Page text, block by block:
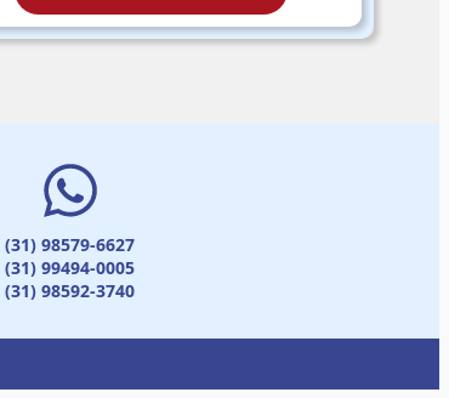
(31) 98579-6627
(31) 99494-0005
(31) 98592-3740